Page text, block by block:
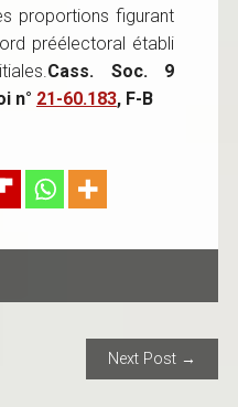
proportions figurant
préélectoral établi
Cass. Soc. 9
n° 21-60.183, F-B
Next Post →